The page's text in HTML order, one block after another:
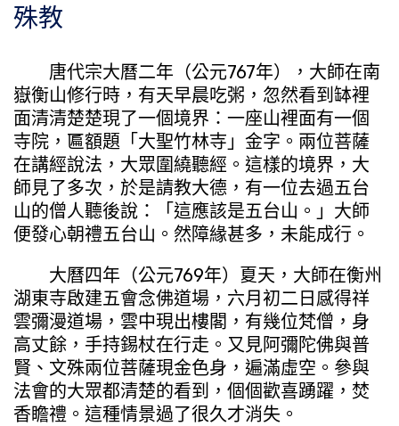
殊教
唐代宗大曆二年（公元767年），大師在南
嶽衡山修行時，有天早晨吃粥，忽然看到缽裡
面清清楚楚現了一個境界：一座山裡面有一個
寺院，匾額題「大聖竹林寺」金字。兩位菩薩
在講經說法，大眾圍繞聽經。這樣的境界，大
師見了多次，於是請教大德，有一位去過五台
山的僧人聽後說：「這應該是五台山。」大師
便發心朝禮五台山。然障緣甚多，未能成行。
大曆四年（公元769年）夏天，大師在衡州
湖東寺啟建五會念佛道場，六月初二日感得祥
雲彌漫道場，雲中現出樓閣，有幾位梵僧，身
高丈餘，手持錫杖在行走。又見阿彌陀佛與普
賢、文殊兩位菩薩現金色身，遍滿虛空。參與
法會的大眾都清楚的看到，個個歡喜踴躍，焚
香瞻禮。這種情景過了很久才消失。